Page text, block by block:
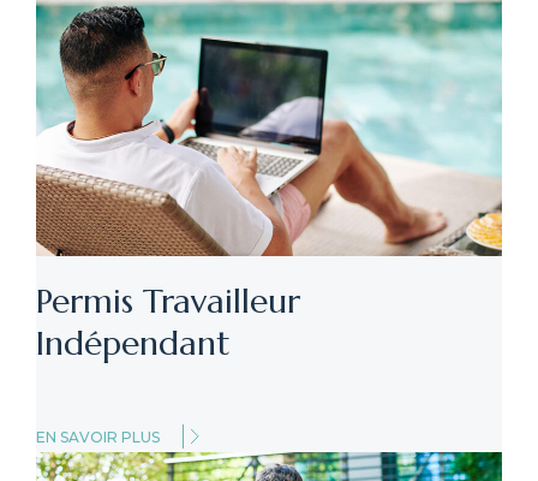
Permis Travailleur
Indépendant
EN SAVOIR PLUS